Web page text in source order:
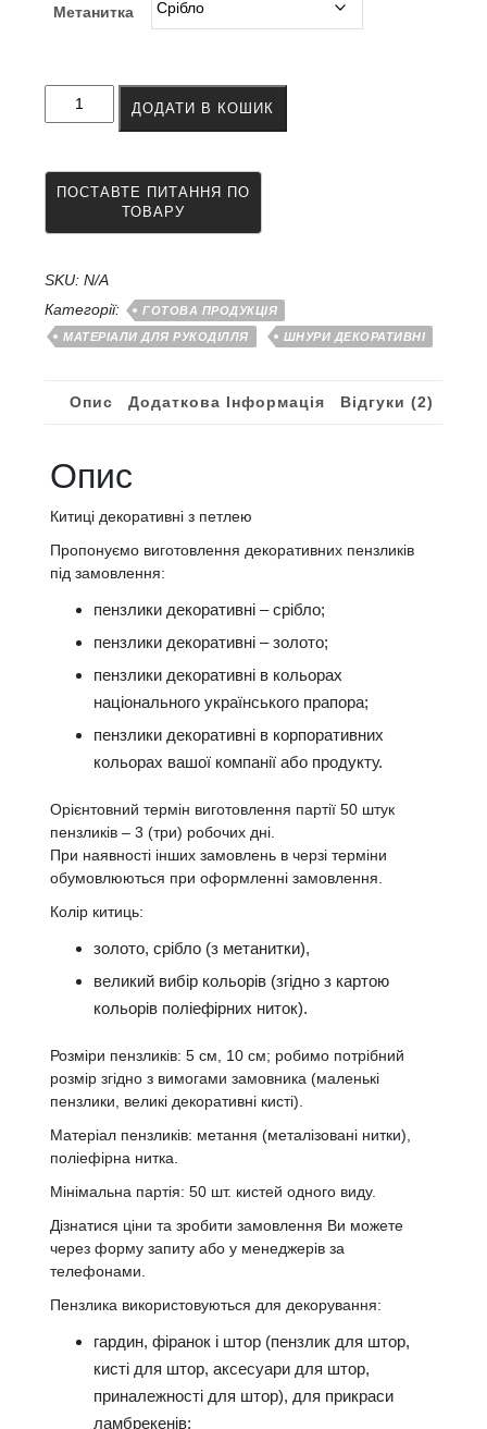
Метанитка
Китиці
декоративні
10
золото/
кількість
ДОДАТИ В КОШИК
SKU: N/A
Категорії:
ГОТОВА ПРОДУКЦІЯ
МАТЕРІАЛИ ДЛЯ РУКОДІЛЛЯ
ШНУРИ ДЕКОРАТИВНІ
Опис Додаткова Інформація Відгуки (2)
Опис
Китиці декоративні з петлею
Пропонуємо виготовлення декоративних пензликів
під замовлення:
пензлики декоративні – срібло;
пензлики декоративні – золото;
пензлики декоративні в кольорах
національного українського прапора;
пензлики декоративні в корпоративних
кольорах вашої компанії або продукту.
Орієнтовний термін виготовлення партії 50 штук
пензликів – 3 (три) робочих дні.
При наявності інших замовлень в черзі терміни
обумовлюються при оформленні замовлення.
Колір китиць:
золото, срібло (з метанитки),
великий вибір кольорів (згідно з картою
кольорів поліефірних ниток).
Розміри пензликів: 5 см, 10 см; робимо потрібний
розмір згідно з вимогами замовника (маленькі
пензлики, великі декоративні кисті).
Матеріал пензликів: метання (металізовані нитки),
поліефірна нитка.
Мінімальна партія: 50 шт. кистей одного виду.
Дізнатися ціни та зробити замовлення Ви можете
через форму запиту або у менеджерів за
телефонами.
Пензлика використовуються для декорування:
гардин, фіранок і штор (пензлик для штор,
кисті для штор, аксесуари для штор,
приналежності для штор), для прикраси
ламбрекенів;